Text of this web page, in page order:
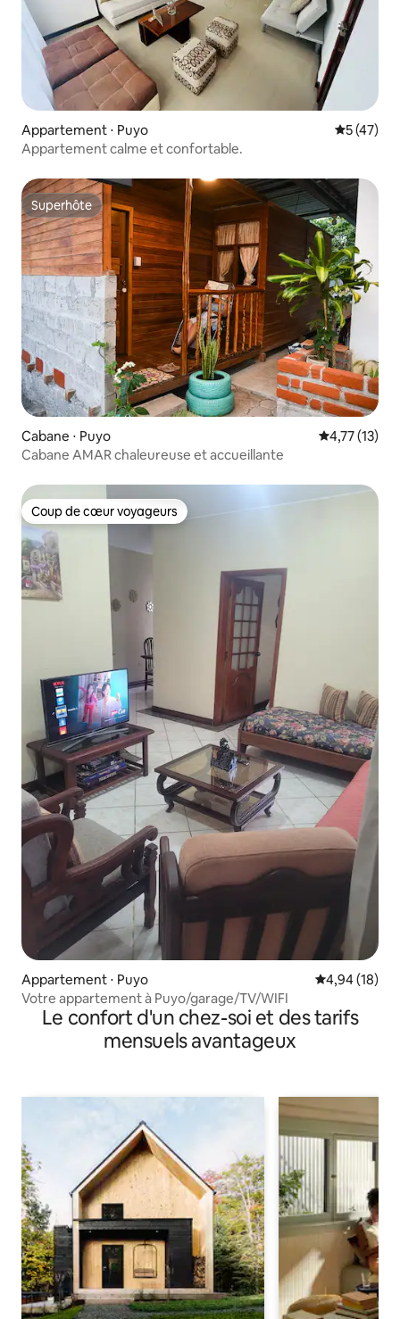
Appartement ⋅ Puyo
5 (47)
Appartement calme et confortable.
Superhôte
Superhôte
Cabane ⋅ Puyo Évaluation
4,77 (13)
Cabane AMAR chaleureuse et accueillante
Coup de cœur voyageurs
Coup de cœur voyageurs
Appartement ⋅ Puyo Évaluation
4,94 (18)
Votre appartement à Puyo/garage/TV/WIFI
Le confort d'un chez-soi et des tarifs
mensuels avantageux